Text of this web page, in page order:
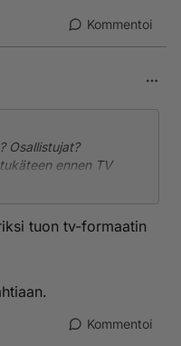
Kommentoi
Osallistujat?
ennen TV
ei kyllä voi hävitä
ja ministerit olis
muille missä
vuoteen kun putoaa
tuon tv-formaatin
Kommentoi